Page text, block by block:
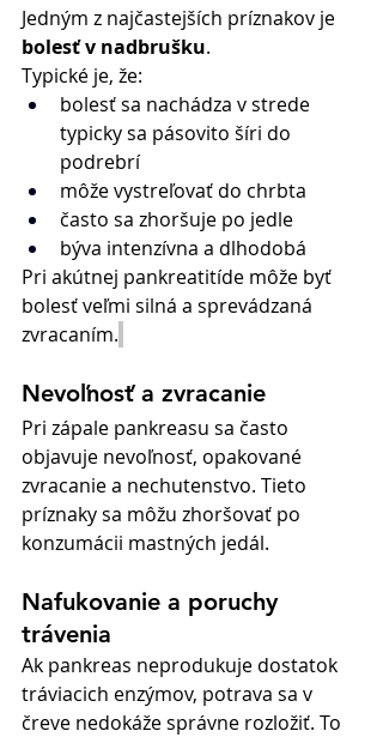
Jedným z najčastejších príznakov je
bolesť v nadbrušku.
Typické je, že:
bolesť sa nachádza v strede
typicky sa pásovito šíri do
podrebrí
môže vystreľovať do chrbta
často sa zhoršuje po jedle
býva intenzívna a dlhodobá
Pri akútnej pankreatitíde môže byť
bolesť veľmi silná a sprevádzaná
zvracaním.
Nevoľnosť a zvracanie
Pri zápale pankreasu sa často
objavuje nevoľnosť, opakované
zvracanie a nechutenstvo. Tieto
príznaky sa môžu zhoršovať po
konzumácii mastných jedál.
Nafukovanie a poruchy
trávenia
Ak pankreas neprodukuje dostatok
tráviacich enzýmov, potrava sa v
čreve nedokáže správne rozložiť. To